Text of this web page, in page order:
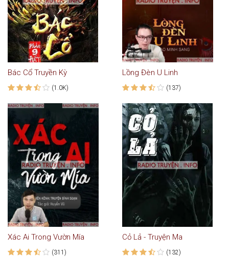
Bác Cổ Truyền Kỳ
(1.0K)
Lồng Đèn U Linh
(137)
Xác Ai Trong Vườn Mía
(311)
Cỏ Lả - Truyện Ma
(132)